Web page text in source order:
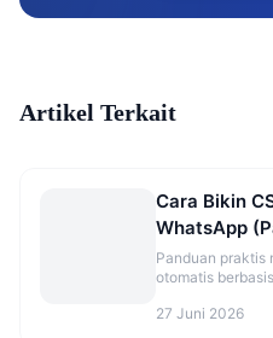
Artikel Terkait
Cara Bikin
WhatsApp
Panduan praktis
otomatis
admin manusia.
27 Juni 2026